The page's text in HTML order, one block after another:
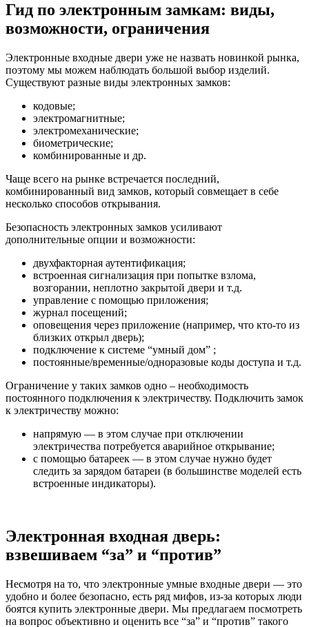
Гид по электронным замкам: виды,
возможности, ограничения
Электронные входные двери уже не назвать новинкой рынка,
поэтому мы можем наблюдать большой выбор изделий.
Существуют разные виды электронных замков:
кодовые;
электромагнитные;
электромеханические;
биометрические;
комбинированные и др.
Чаще всего на рынке встречается последний,
комбинированный вид замков, который совмещает в себе
несколько способов открывания.
Безопасность электронных замков усиливают
дополнительные опции и возможности:
двухфакторная аутентификация;
встроенная сигнализация при попытке взлома,
возгорании, неплотно закрытой двери и т.д.
управление с помощью приложения;
журнал посещений;
оповещения через приложение (например, что кто-то из
близких открыл дверь);
подключение к системе “умный дом” ;
постоянные/временные/одноразовые коды доступа и т.д.
Ограничение у таких замков одно – необходимость
постоянного подключения к электричеству. Подключить замок
к электричеству можно:
напрямую — в этом случае при отключении
электричества потребуется аварийное открывание;
с помощью батареек — в этом случае нужно будет
следить за зарядом батареи (в большинстве моделей есть
встроенные индикаторы).
Электронная входная дверь:
взвешиваем “за” и “против”
Несмотря на то, что электронные умные входные двери — это
удобно и более безопасно, есть ряд мифов, из-за которых люди
боятся купить электронные двери. Мы предлагаем посмотреть
на вопрос объективно и оценить все “за” и “против” такого